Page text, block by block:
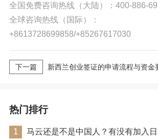
全国免费咨询热线（大陆）：400-886-
全球咨询热线（国际）：
+8613728699858/+85267617030
下一篇 新西兰创业签证的申请流程与资金
热门排行
1